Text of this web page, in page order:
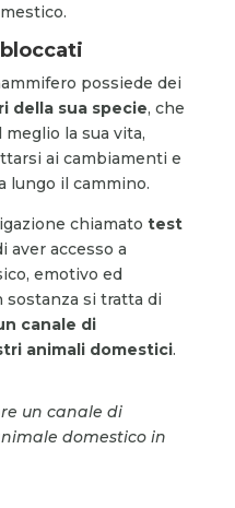
possiede dei
della sua specie, che
la sua vita,
ai cambiamenti e
lungo il cammino.
chiamato test
aver accesso a
emotivo ed
sostanza si tratta di
canale di
animali domestici.
un canale di
domestico in